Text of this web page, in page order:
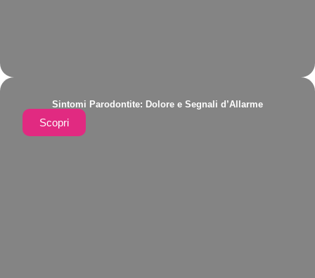
Sintomi Parodontite: Dolore e Segnali d’Allarme
Scopri